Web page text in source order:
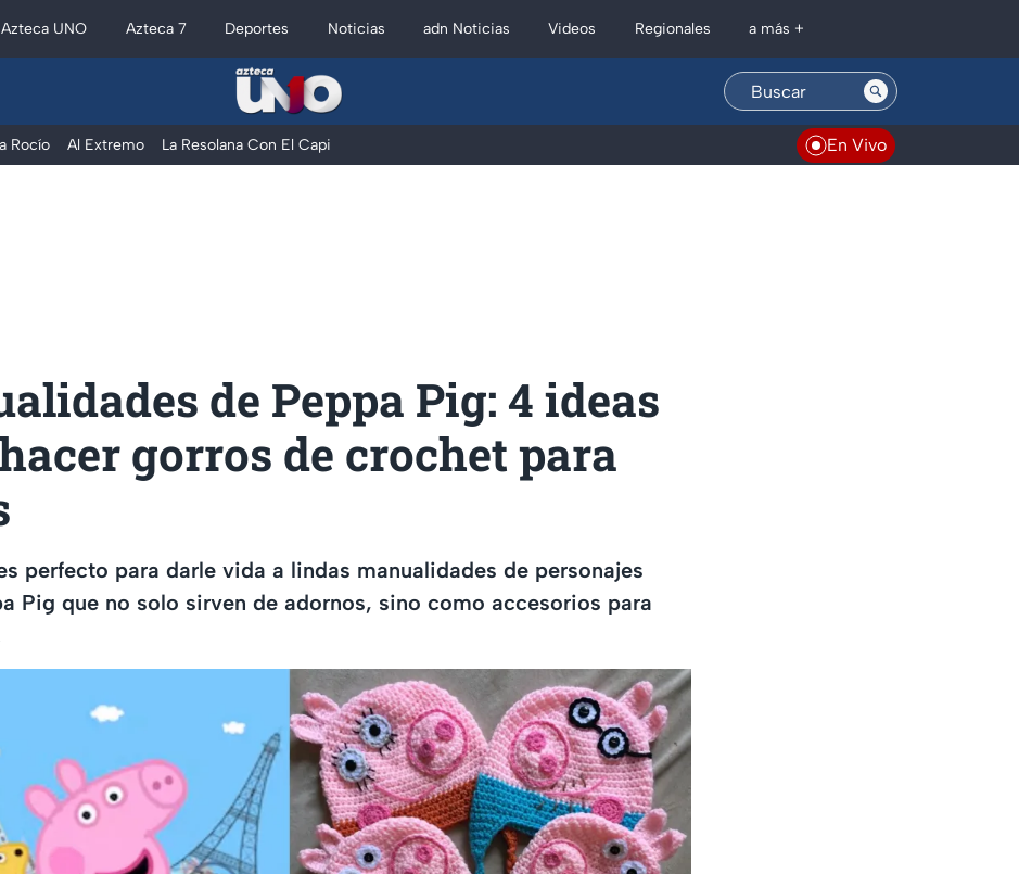
Azteca UNO Azteca 7 Deportes Noticias adn Noticias Videos Regionales a más +
Rocío Al Extremo La Resolana Con El Capi En Vivo
de Peppa Pig: 4 ideas
gorros de crochet para
perfecto para darle vida a lindas manualidades de personajes
Pig que no solo sirven de adornos, sino como accesorios para